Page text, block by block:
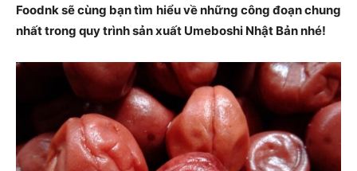
Foodnk sẽ cùng bạn tìm hiểu về những công đoạn chung
nhất trong quy trình sản xuất Umeboshi Nhật Bản nhé!